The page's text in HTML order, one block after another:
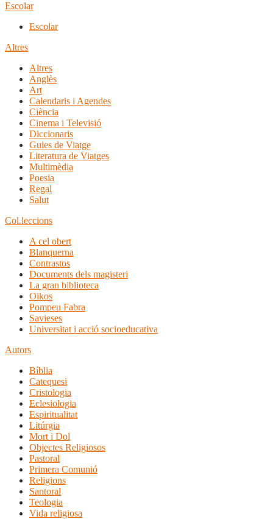
Escolar
Escolar
Altres
Altres
Anglès
Art
Calendaris i Agendes
Ciència
Cinema i Televisió
Diccionaris
Guies de Viatge
Literatura de Viatges
Multimèdia
Poesia
Regal
Salut
Col.leccions
A cel obert
Blanquerna
Contrastos
Documents dels magisteri
La gran biblioteca
Oikos
Pompeu Fabra
Savieses
Universitat i acció socioeducativa
Autors
Bíblia
Catequesi
Cristologia
Eclesiologia
Espiritualitat
Litúrgia
Mort i Dol
Objectes Religiosos
Pastoral
Primera Comunió
Religions
Santoral
Teologia
Vida religiosa